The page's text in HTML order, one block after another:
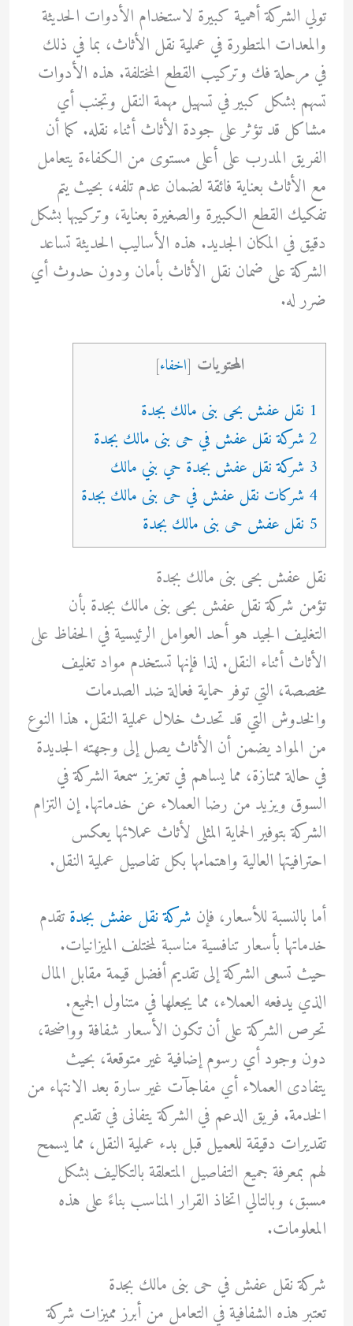
تولي الشركة أهمية كبيرة لاستخدام الأدوات الحديثة
والمعدات المتطورة في عملية نقل الأثاث، بما في ذلك
في مرحلة فك وتركيب القطع المختلفة. هذه الأدوات
تسهم بشكل كبير في تسهيل مهمة النقل وتجنب أي
مشاكل قد تؤثر على جودة الأثاث أثناء نقله. كما أن
الفريق المدرب على أعلى مستوى من الكفاءة يتعامل
مع الأثاث بعناية فائقة لضمان عدم تلفه، بحيث يتم
تفكيك القطع الكبيرة والصغيرة بعناية، وتركيبها بشكل
دقيق في المكان الجديد. هذه الأساليب الحديثة تساعد
الشركة على ضمان نقل الأثاث بأمان ودون حدوث أي
ضرر له.
المحتويات [اخفاء]
1 نقل عفش بحى بنى مالك بجدة
2 شركة نقل عفش في حى بنى مالك بجدة
3 شركة نقل عفش بجدة حي بني مالك
4 شركات نقل عفش في حى بنى مالك بجدة
5 نقل عفش حى بنى مالك بجدة
نقل عفش بحى بنى مالك بجدة
تؤمن شركة نقل عفش بحى بنى مالك بجدة بأن
التغليف الجيد هو أحد العوامل الرئيسية في الحفاظ على
الأثاث أثناء النقل. لذا فإنها تستخدم مواد تغليف
مخصصة، التي توفر حماية فعالة ضد الصدمات
والخدوش التي قد تحدث خلال عملية النقل. هذا النوع
من المواد يضمن أن الأثاث يصل إلى وجهته الجديدة
في حالة ممتازة، مما يساهم في تعزيز سمعة الشركة في
السوق ويزيد من رضا العملاء عن خدماتها. إن التزام
الشركة بتوفير الحماية المثلى لأثاث عملائها يعكس
احترافيتها العالية واهتمامها بكل تفاصيل عملية النقل.
أما بالنسبة للأسعار، فإن شركة نقل عفش بجدةتقدم
خدماتها بأسعار تنافسية مناسبة لمختلف الميزانيات.
حيث تسعى الشركة إلى تقديم أفضل قيمة مقابل المال
الذي يدفعه العملاء، مما يجعلها في متناول الجميع.
تحرص الشركة على أن تكون الأسعار شفافة وواضحة،
دون وجود أي رسوم إضافية غير متوقعة، بحيث
يتفادى العملاء أي مفاجآت غير سارة بعد الانتهاء من
الخدمة. فريق الدعم في الشركة يتفانى في تقديم
تقديرات دقيقة للعميل قبل بدء عملية النقل، مما يسمح
لهم بمعرفة جميع التفاصيل المتعلقة بالتكاليف بشكل
مسبق، وبالتالي اتخاذ القرار المناسب بناءً على هذه
المعلومات.
شركة نقل عفش في حى بنى مالك بجدة
تعتبر هذه الشفافية في التعامل من أبرز مميزات شركة